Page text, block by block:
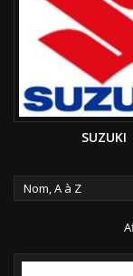
SUZUKI
Nom, A à Z